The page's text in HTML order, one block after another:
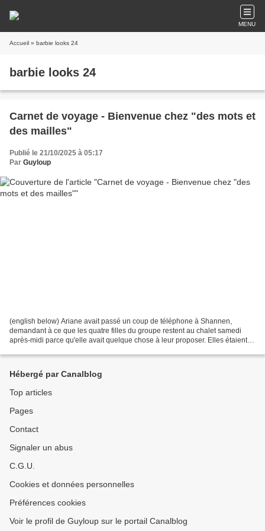
MENU
Accueil » barbie looks 24
barbie looks 24
Carnet de voyage - Bienvenue chez "des mots et
des mailles"
Publié le 21/10/2025 à 05:17
Par Guyloup
(english below) Ariane avait passé un coup de téléphone à Shannen,
demandant à ce que les quatre filles du groupe restent au chalet samedi
après-midi parce qu'elle avait quelque chose à leur proposer. Elles étaient
Hébergé par Canalblog
Top articles
Pages
Contact
Signaler un abus
C.G.U.
Cookies et données personnelles
Préférences cookies
Voir le profil de Guyloup sur le portail Canalblog